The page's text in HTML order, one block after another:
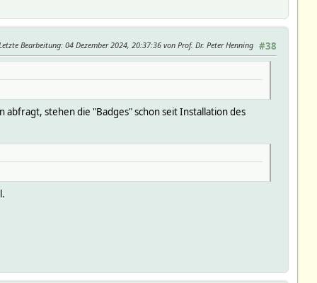
#38
Bearbeitung: 04 Dezember 2024, 20:37:36 von Prof. Dr. Peter Henning
stehen die "Badges" schon seit Installation des